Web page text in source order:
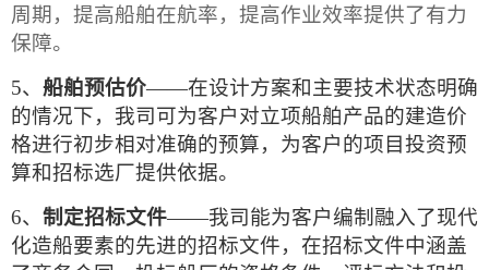
周期，提高船舶在航率，提高作业效率提供了有力
保障。
5、 船舶预估价——在设计方案和主要技术状态明确
的情况下，我司可为客户对立项船舶产品的建造价
格进行初步相对准确的预算，为客户的项目投资预
算和招标选厂提供依据。
6、 制定招标文件——我司能为客户编制融入了现代
化造船要素的先进的招标文件，在招标文件中涵盖